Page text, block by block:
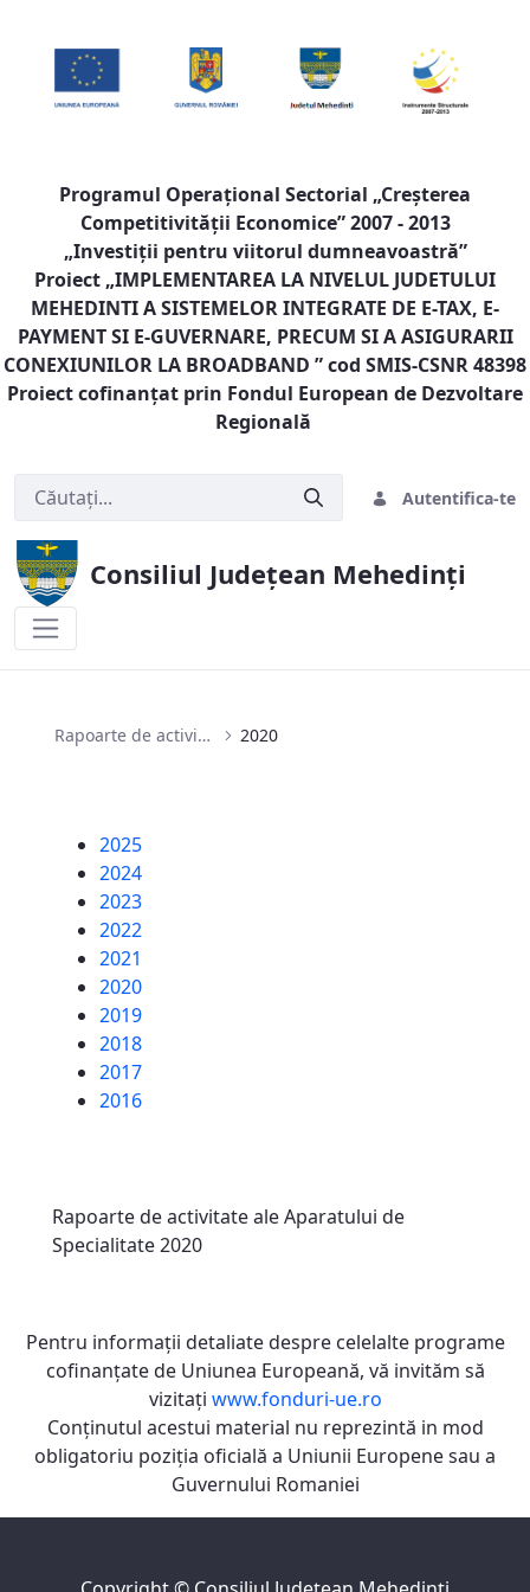
Programul Operaţional Sectorial „Creşterea
Competitivităţii Economice” 2007 - 2013
„Investiţii pentru viitorul dumneavoastră”
Proiect „IMPLEMENTAREA LA NIVELUL JUDETULUI
MEHEDINTI A SISTEMELOR INTEGRATE DE E-TAX, E-
PAYMENT SI E-GUVERNARE, PRECUM SI A ASIGURARII
CONEXIUNILOR LA BROADBAND ” cod SMIS-CSNR 48398
Proiect cofinanţat prin Fondul European de Dezvoltare
Regională
Autentifica-te
Consiliul Județean Mehedinți
Rapoarte de activitate ale Aparatului de Specialitate al Consiliului Județean Mehedinți 2020
2025
2024
2023
2022
2021
2020
2019
2018
2017
2016
Rapoarte de activitate ale Aparatului de
Specialitate 2020
Pentru informaţii detaliate despre celelalte programe
cofinanţate de Uniunea Europeană, vă invităm să
vizitaţi www.fonduri-ue.ro
Conţinutul acestui material nu reprezintă in mod
obligatoriu poziţia oficială a Uniunii Europene sau a
Guvernului Romaniei